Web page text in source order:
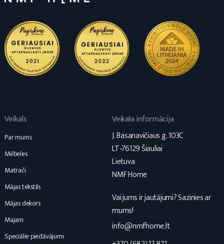
Veikals
Par mums
Mēbeles
Matrači
Mājas tekstils
Mājas dekors
Majam
Speciālie piedāvājumi
Veikala informācija
J. Basanavičiaus g. 103C
LT-76129 Šiauliai
Lietuva
NMF Home
Vai jums ir jautājumi? Sazinies ar
mums!
info@nmfhome.lt